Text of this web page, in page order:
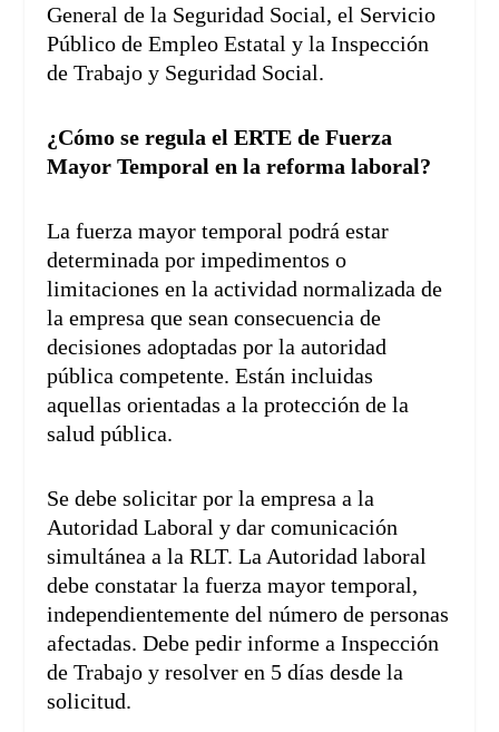
General de la Seguridad Social, el Servicio
Público de Empleo Estatal y la Inspección
de Trabajo y Seguridad Social.
¿Cómo se regula el ERTE de Fuerza
Mayor Temporal en la reforma laboral?
La fuerza mayor temporal podrá estar
determinada por impedimentos o
limitaciones en la actividad normalizada de
la empresa que sean consecuencia de
decisiones adoptadas por la autoridad
pública competente. Están incluidas
aquellas orientadas a la protección de la
salud pública.
Se debe solicitar por la empresa a la
Autoridad Laboral y dar comunicación
simultánea a la RLT. La Autoridad laboral
debe constatar la fuerza mayor temporal,
independientemente del número de personas
afectadas. Debe pedir informe a Inspección
de Trabajo y resolver en 5 días desde la
solicitud.